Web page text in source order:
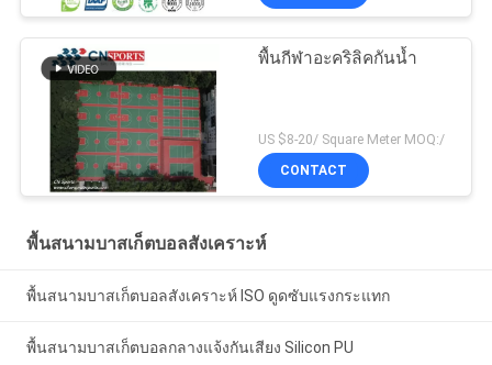
พื้นกีฬาอะคริลิคกันน้ำ
US $8-20/ Square Meter MOQ:/
CONTACT
พื้นสนามบาสเก็ตบอลสังเคราะห์
พื้นสนามบาสเก็ตบอลสังเคราะห์ ISO ดูดซับแรงกระแทก
พื้นสนามบาสเก็ตบอลกลางแจ้งกันเสียง Silicon PU